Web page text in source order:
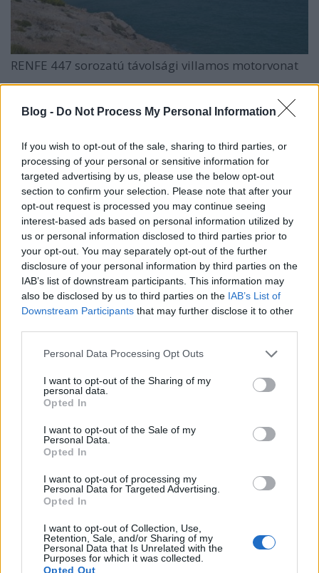
Blog - Do Not Process My Personal Information
If you wish to opt-out of the sale, sharing to third parties, or
processing of your personal or sensitive information for
targeted advertising by us, please use the below opt-out
section to confirm your selection. Please note that after your
opt-out request is processed you may continue seeing
interest-based ads based on personal information utilized by
us or personal information disclosed to third parties prior to
your opt-out. You may separately opt-out of the further
disclosure of your personal information by third parties on the
IAB’s list of downstream participants. This information may
also be disclosed by us to third parties on the IAB’s List of
Downstream Participants that may further disclose it to other
Please note that this website/app uses one or more Google
not limited to your visit or usage behaviour. You may click to
grant or deny consent to Google and its third-party tags to
use your data for below specified purposes in below Google
consent section.
Personal Data Processing Opt Outs
I want to opt-out of the Sharing of my
personal data.
Opted In
I want to opt-out of the Sale of my
Personal Data.
Opted In
I want to opt-out of processing my
Personal Data for Targeted Advertising.
Opted In
I want to opt-out of Collection, Use,
Retention, Sale, and/or Sharing of my
Personal Data that Is Unrelated with the
Purposes for which it was collected.
Opted Out
RENFE 447 sorozatú távolsági villamos motorvonat
És végre egy igazi távolsági motorvonat! A RENFE
130 sorozatú, nyomtávváltásra is képes Talgo útban
Valenciavagy éppAlicantefelé. A motorvonat
250 km/h, széles nyomtávolság esetében "csak" 220
km/h. Ezt a sebességet itt, a tengerparti vonalon
bizony ki is használja!